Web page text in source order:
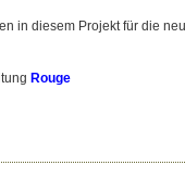
in diesem Projekt für die
Rouge